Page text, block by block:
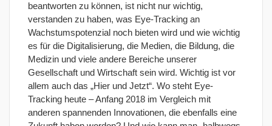
beantworten zu können, ist nicht nur wichtig,
verstanden zu haben, was Eye-Tracking an
Wachstumspotenzial noch bieten wird und wie wichtig
es für die Digitalisierung, die Medien, die Bildung, die
Medizin und viele andere Bereiche unserer
Gesellschaft und Wirtschaft sein wird. Wichtig ist vor
allem auch das „Hier und Jetzt“. Wo steht Eye-
Tracking heute – Anfang 2018 im Vergleich mit
anderen spannenden Innovationen, die ebenfalls eine